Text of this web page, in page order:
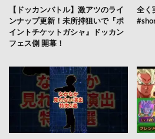
【ドッカンバトル】激アツのライ
ンナップ更新！未所持狙いで『ポ
イントチケットガシャ』ドッカン
フェス側 開幕！
全く